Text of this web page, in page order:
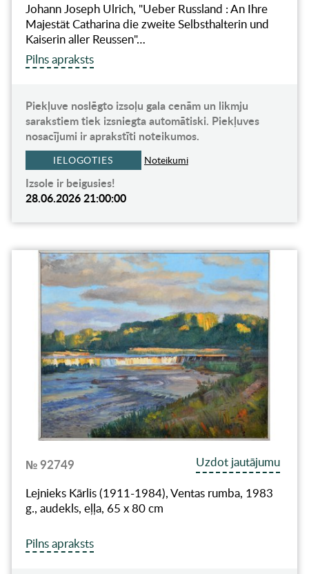
Johann Joseph Ulrich, "Ueber Russland : An Ihre
Majestät Catharina die zweite Selbsthalterin und
Kaiserin aller Reussen"…
Pilns apraksts
Piekļuve noslēgto izsoļu gala cenām un likmju
sarakstiem tiek izsniegta automātiski. Piekļuves
nosacījumi ir aprakstīti noteikumos.
IELOGOTIES Noteikumi
Izsole ir beigusies!
28.06.2026 21:00:00
№ 92749
Uzdot jautājumu
Lejnieks Kārlis (1911-1984), Ventas rumba, 1983
g., audekls, eļļa, 65 x 80 cm
Pilns apraksts